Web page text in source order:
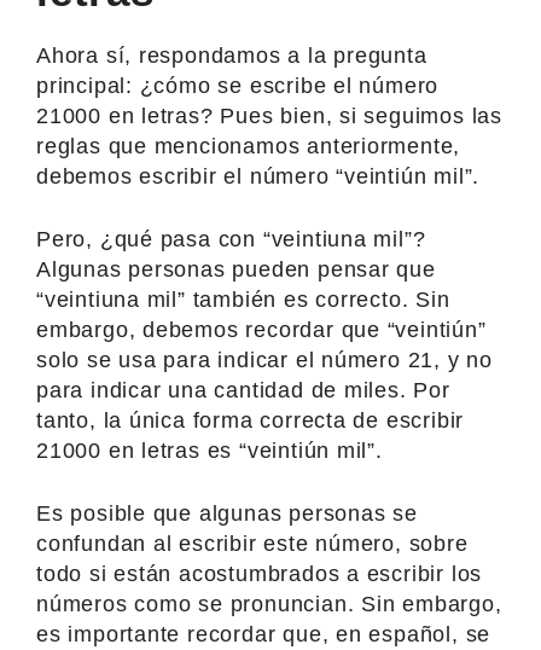
Ahora sí, respondamos a la pregunta
principal: ¿cómo se escribe el número
21000 en letras? Pues bien, si seguimos las
reglas que mencionamos anteriormente,
debemos escribir el número “veintiún mil”.
Pero, ¿qué pasa con “veintiuna mil”?
Algunas personas pueden pensar que
“veintiuna mil” también es correcto. Sin
embargo, debemos recordar que “veintiún”
solo se usa para indicar el número 21, y no
para indicar una cantidad de miles. Por
tanto, la única forma correcta de escribir
21000 en letras es “veintiún mil”.
Es posible que algunas personas se
confundan al escribir este número, sobre
todo si están acostumbrados a escribir los
números como se pronuncian. Sin embargo,
es importante recordar que, en español, se